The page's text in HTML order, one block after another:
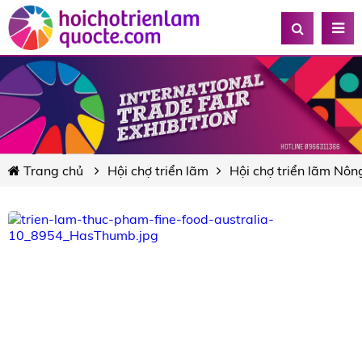
Trang chủ Hội chợ triển lãm Hội chợ triển lãm